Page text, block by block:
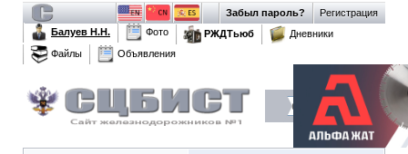
Регистрация
Забыл пароль?
Балуев Н.Н.
Фото РЖДТьюб
Дневники
Файлы
Объявления